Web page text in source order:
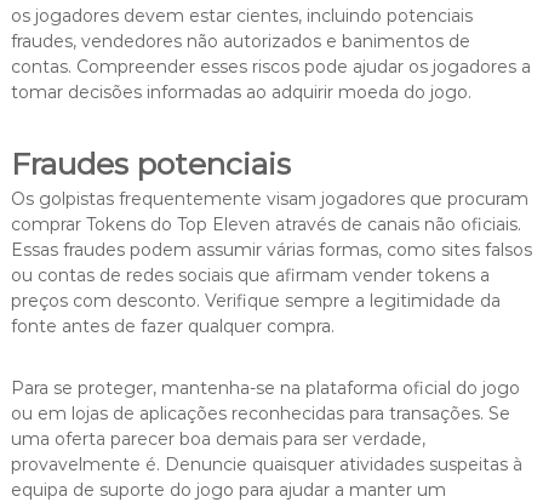
os jogadores devem estar cientes, incluindo potenciais
fraudes, vendedores não autorizados e banimentos de
contas. Compreender esses riscos pode ajudar os jogadores a
tomar decisões informadas ao adquirir moeda do jogo.
Fraudes potenciais
Os golpistas frequentemente visam jogadores que procuram
comprar Tokens do Top Eleven através de canais não oficiais.
Essas fraudes podem assumir várias formas, como sites falsos
ou contas de redes sociais que afirmam vender tokens a
preços com desconto. Verifique sempre a legitimidade da
fonte antes de fazer qualquer compra.
Para se proteger, mantenha-se na plataforma oficial do jogo
ou em lojas de aplicações reconhecidas para transações. Se
uma oferta parecer boa demais para ser verdade,
provavelmente é. Denuncie quaisquer atividades suspeitas à
equipa de suporte do jogo para ajudar a manter um